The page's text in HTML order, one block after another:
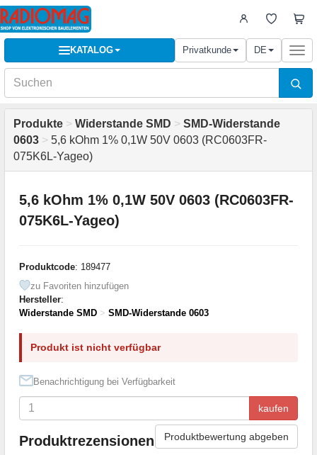
KATALOG Privatkunde DE
Produkte > Widerstande SMD > SMD-Widerstande
0603 > 5,6 kOhm 1% 0,1W 50V 0603 (RC0603FR-
075K6L-Yageo)
5,6 kOhm 1% 0,1W 50V 0603 (RC0603FR-
075K6L-Yageo)
Produktcode: 189477
zu Favoriten hinzufügen
Hersteller:
Widerstande SMD > SMD-Widerstande 0603
Produkt ist nicht verfügbar
Benachrichtigung bei Verfügbarkeit
kaufen
Produktrezensionen Produktbewertung abgeben